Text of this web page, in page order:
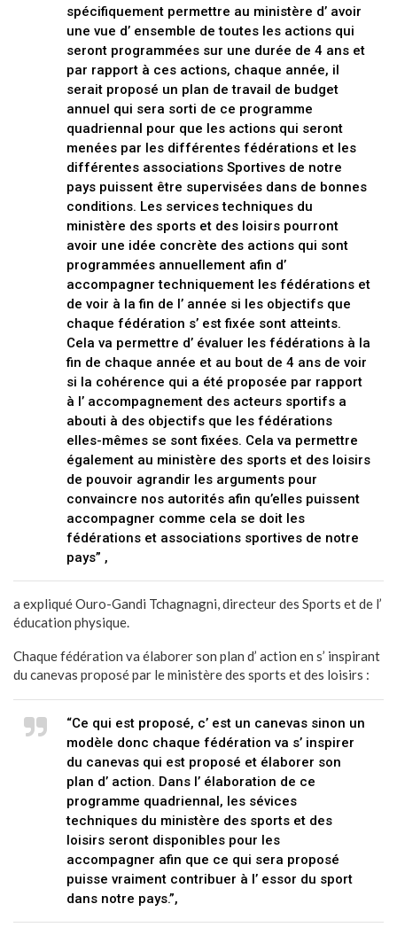
spécifiquement permettre au ministère d’ avoir
une vue d’ ensemble de toutes les actions qui
seront programmées sur une durée de 4 ans et
par rapport à ces actions, chaque année, il
serait proposé un plan de travail de budget
annuel qui sera sorti de ce programme
quadriennal pour que les actions qui seront
menées par les différentes fédérations et les
différentes associations Sportives de notre
pays puissent être supervisées dans de bonnes
conditions. Les services techniques du
ministère des sports et des loisirs pourront
avoir une idée concrète des actions qui sont
programmées annuellement afin d’
accompagner techniquement les fédérations et
de voir à la fin de l’ année si les objectifs que
chaque fédération s’ est fixée sont atteints.
Cela va permettre d’ évaluer les fédérations à la
fin de chaque année et au bout de 4 ans de voir
si la cohérence qui a été proposée par rapport
à l’ accompagnement des acteurs sportifs a
abouti à des objectifs que les fédérations
elles-mêmes se sont fixées. Cela va permettre
également au ministère des sports et des loisirs
de pouvoir agrandir les arguments pour
convaincre nos autorités afin qu’elles puissent
accompagner comme cela se doit les
fédérations et associations sportives de notre
pays” ,
a expliqué Ouro-Gandi Tchagnagni, directeur des Sports et de l’
éducation physique.
Chaque fédération va élaborer son plan d’ action en s’ inspirant
du canevas proposé par le ministère des sports et des loisirs :
“Ce qui est proposé, c’ est un canevas sinon un
modèle donc chaque fédération va s’ inspirer
du canevas qui est proposé et élaborer son
plan d’ action. Dans l’ élaboration de ce
programme quadriennal, les sévices
techniques du ministère des sports et des
loisirs seront disponibles pour les
accompagner afin que ce qui sera proposé
puisse vraiment contribuer à l’ essor du sport
dans notre pays.”,